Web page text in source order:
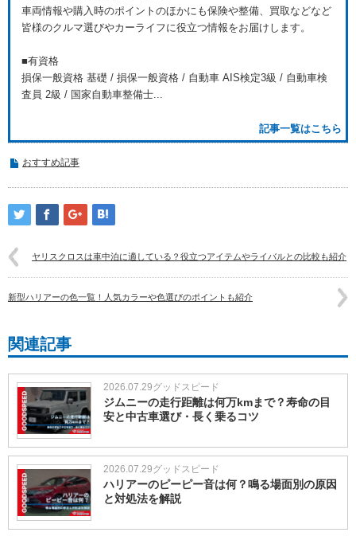
車両情報や購入時のポイントのほかにも保険や整備、買取などなど
皆様のクルマ選びやカーライフに役立つ情報をお届けします。
■有資格
損保一般資格 基礎 / 損保一般資格 / 自動車 AIS検定3級 / 自動車検
査員 2級 / 国家自動車整備士...
記事一覧はこちら
おすすめ記事
ヤリスクロスは車中泊に適している？役立つアイテムやライバルとの比較も紹介
新型ハリアーの色一覧！人気カラーや色選びのポイントも紹介
関連記事
2026.07.29グッドスピード
ジムニーの走行距離は何万kmまで？寿命の目
安と中古車選び・長く乗るコツ
2026.07.29グッドスピード
ハリアーのピーピー音は何？鳴る場面別の原因
と対処法を解説